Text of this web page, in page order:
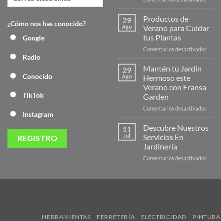
¿Cómo nos has conocido?
Google
Radio
Conocido
TikTok
Instagram
Página
29
Ago
Productos de
Verano para Cuidar
tus Plantas
Comentarios desactivados
29
Ago
Mantén tu Jardín
Hermoso este
Verano con Fransa
Garden
Comentarios desactivados
11
Jul
Descubre Nuestros
Servicios En
Jardinería
Comentarios desactivados
HERRAMIENTAS FERRETERÍA ELECTRICIDAD